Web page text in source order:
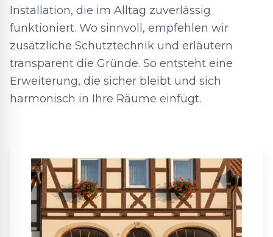
Installation, die im Alltag zuverlässig
funktioniert. Wo sinnvoll, empfehlen wir
zusätzliche Schutztechnik und erläutern
transparent die Gründe. So entsteht eine
Erweiterung, die sicher bleibt und sich
harmonisch in Ihre Räume einfügt.